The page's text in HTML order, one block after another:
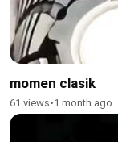
momen clasik
61 views•1 month ago